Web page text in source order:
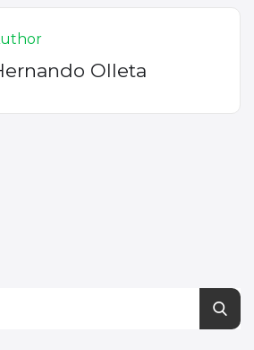
Olleta